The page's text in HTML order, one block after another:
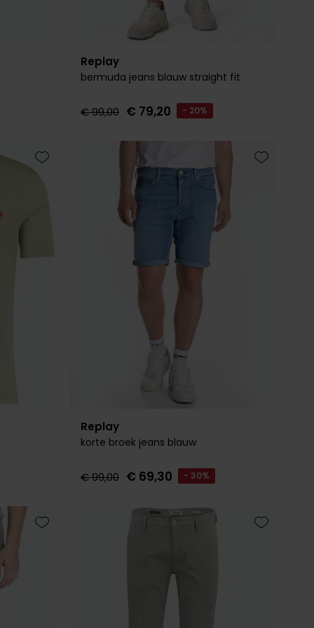
Replay
bermuda jeans blauw straight fit
€ 99,00 € 79,20 - 20%
Toevoegen aan favorieten
Replay
korte broek jeans blauw
€ 99,00 € 69,30 - 30%